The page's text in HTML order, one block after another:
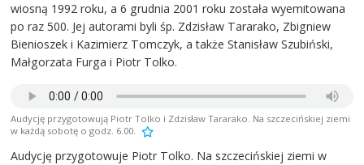
wiosną 1992 roku, a 6 grudnia 2001 roku została wyemitowana
po raz 500. Jej autorami byli śp. Zdzisław Tararako, Zbigniew
Bienioszek i Kazimierz Tomczyk, a także Stanisław Szubiński,
Małgorzata Furga i Piotr Tolko.
Audycję przygotowują Piotr Tolko i Zdzisław Tararako. Na szczecińskiej ziemi
w każdą sobotę o godz. 6.00.
Audycję przygotowuje Piotr Tolko. Na szczecińskiej ziemi w